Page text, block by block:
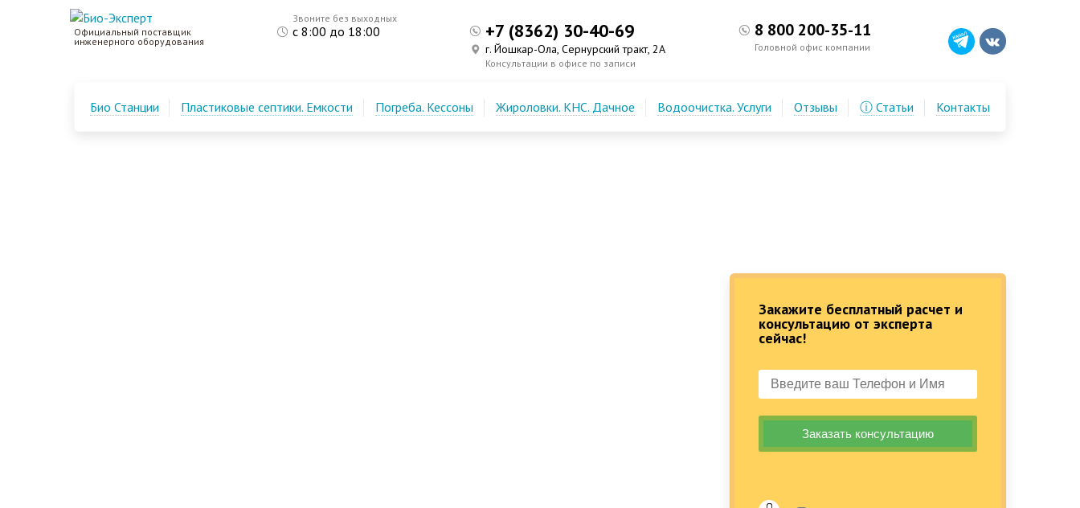
Закажите бесплатный расчет и
консультацию от эксперта
сейчас!
Официальный поставщик
инженерного оборудования
Звоните без выходных
с 8:00 до 18:00 +7 (8362) 30-40-69
г. Йошкар-Ола, Сернурский тракт, 2А
Консультации в офисе по записи
8 800 200-35-11
Головной офис компании
Био Станции Пластиковые септики. Емкости Погреба. Кессоны Жироловки. КНС. Дачное Водоочистка. Услуги Отзывы ⓘ Статьи Контакты